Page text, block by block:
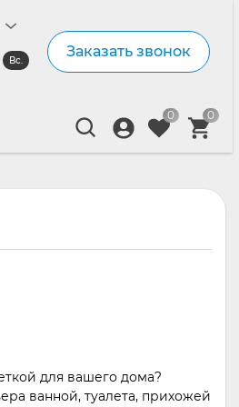
Вс.
Заказать звонок
0 0
для вашего дома?
ванной, туалета, прихожей